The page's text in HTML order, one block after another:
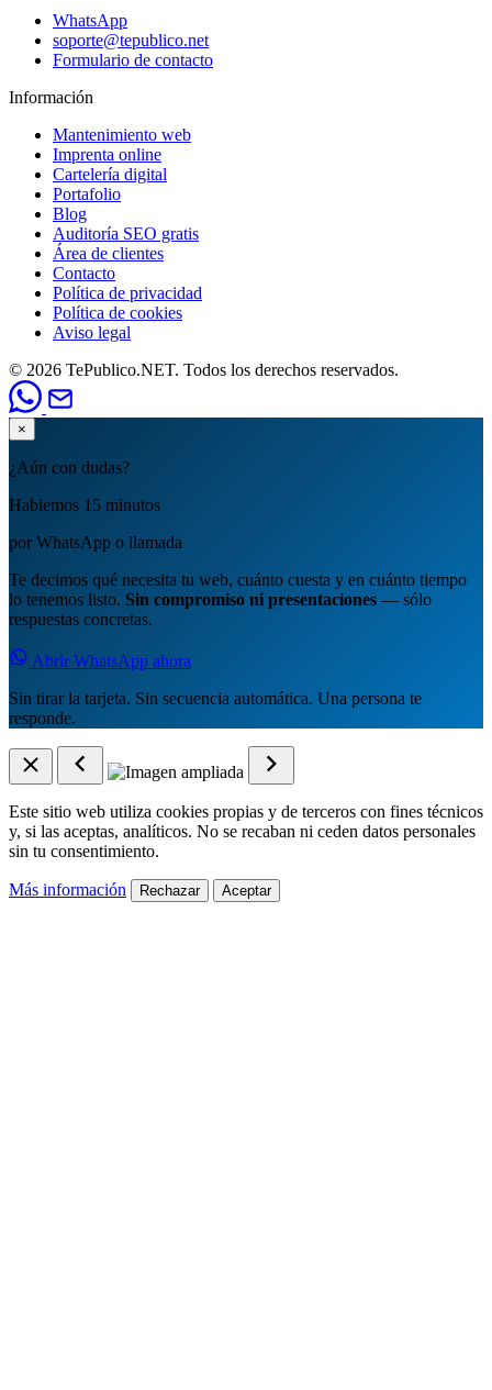
WhatsApp
soporte@tepublico.net
Formulario de contacto
Información
Mantenimiento web
Imprenta online
Cartelería digital
Portafolio
Blog
Auditoría SEO gratis
Área de clientes
Contacto
Política de privacidad
Política de cookies
Aviso legal
© 2026 TePublico.NET. Todos los derechos reservados.
×
¿Aún con dudas?
Hablemos 15 minutos
por WhatsApp o llamada
Te decimos qué necesita tu web, cuánto cuesta y en cuánto tiempo
lo tenemos listo. Sin compromiso ni presentaciones — sólo
respuestas concretas.
Abrir WhatsApp ahora
Sin tirar la tarjeta. Sin secuencia automática. Una persona te
responde.
Este sitio web utiliza cookies propias y de terceros con fines técnicos
y, si las aceptas, analíticos. No se recaban ni ceden datos personales
sin tu consentimiento.
Más información Rechazar Aceptar